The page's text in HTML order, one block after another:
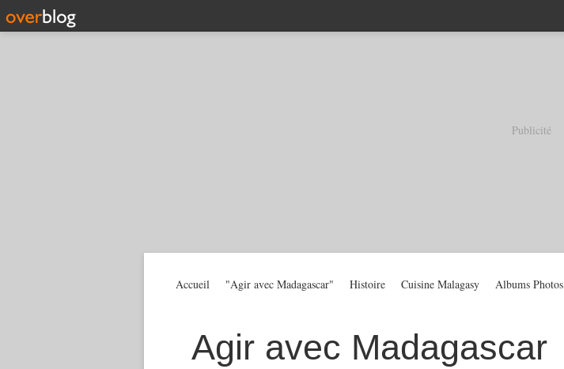
Publicité
Agir avec Madagascar
Accueil "Agir avec Madagascar" Histoire Cuisine Malagasy Albums Photos